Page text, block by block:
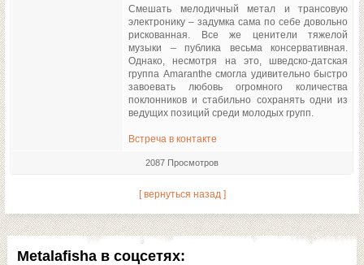
Metalafisha в соцсетях:
Смешать мелодичный метал и трансовую
электронику – задумка сама по себе довольно
рискованная. Все же ценители тяжелой
музыки – публика весьма консервативная.
Однако, несмотря на это, шведско-датская
группа Amaranthe смогла удивительно быстро
завоевать любовь огромного количества
поклонников и стабильно сохранять одни из
ведущих позиций среди молодых групп.
Встреча в контакте
2087 Просмотров
[ вернуться назад ]